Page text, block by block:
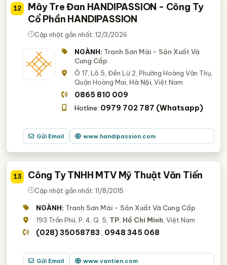
12
Mây Tre Đan HANDIPASSION - Công Ty
Cổ Phần HANDIPASSION
Cập nhật gần nhất: 12/3/2026
NGÀNH: Tranh Sơn Mài - Sản Xuất Và
Cung Cấp
Ô 17, Lô 5, Đền Lừ 2, Phường Hoàng Văn Thụ,
Quận Hoàng Mai, Hà Nội , Việt Nam
0865 810 009
Hotline: 0979 702 787 (Whatsapp)
Gửi Email www.handipassion.com
13 Công Ty TNHH MTV Mỹ Thuật Văn Tiến
Cập nhật gần nhất: 11/8/2015
NGÀNH: Tranh Sơn Mài - Sản Xuất Và Cung Cấp
193 Trần Phú, P. 4, Q. 5, TP. Hồ Chí Minh , Việt Nam
(028) 35058783 0948 345 068
Gửi Email www.vantien.com